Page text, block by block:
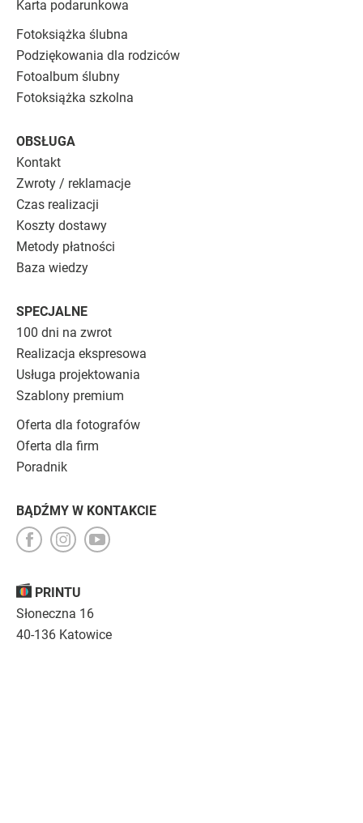
PRINTU
Słoneczna 16
40-136 Katowice
Karta podarunkowa
Fotoksiążka ślubna
Podziękowania dla rodziców
Fotoalbum ślubny
Fotoksiążka szkolna
OBSŁUGA
Kontakt
Zwroty / reklamacje
Czas realizacji
Koszty dostawy
Metody płatności
Baza wiedzy
SPECJALNE
100 dni na zwrot
Realizacja ekspresowa
Usługa projektowania
Szablony premium
Oferta dla fotografów
Oferta dla firm
Poradnik
BĄDŹMY W KONTAKCIE